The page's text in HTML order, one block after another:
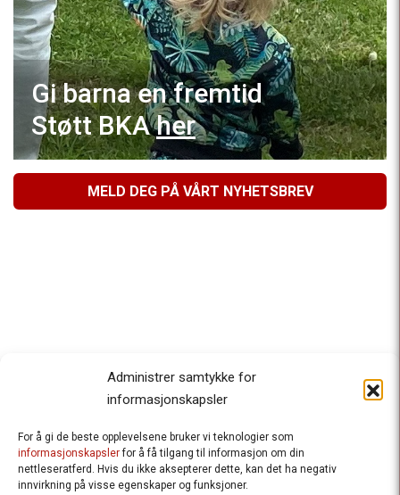
Administrer samtykke for
informasjonskapsler
For å gi de beste opplevelsene bruker vi teknologier som
informasjonskapslerfor å få tilgang til informasjon om din
nettleseratferd. Hvis du ikke aksepterer dette, kan det ha negativ
innvirkning på visse egenskaper og funksjoner.
Gi barna en fremtid
Støtt BKAher
MELD DEG PÅ VÅRT NYHETSBREV
Besteforeldrenes klimaaksjon
Ansvarlig redaktør
: Halfdan Wiik |